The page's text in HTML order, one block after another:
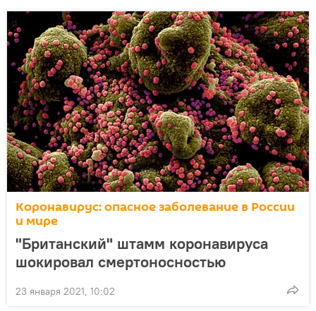
Коронавирус: опасное заболевание в России
и мире
"Британский" штамм коронавируса
шокировал смертоносностью
23 января 2021, 10:02